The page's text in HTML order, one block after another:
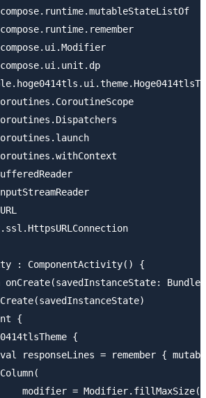
: ComponentActivity() {
onCreate(savedInstanceState:
{
{
responseLines = remember {
modifier =